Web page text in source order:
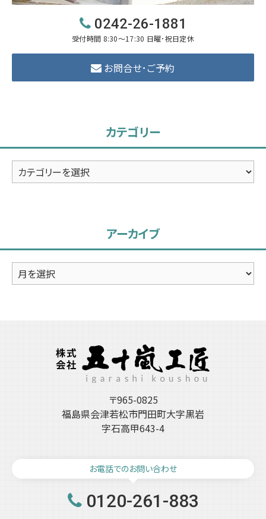
0242-26-1881
受付時間 8:30～17:30 日曜･祝日定休
お問合せ･ご予約
カテゴリー
カ
テ
アーカイブ
ア
ー
〒965-0825
福島県会津若松市門田町大字黒岩
字石高甲643-4
お電話でのお問い合わせ
0120-261-883